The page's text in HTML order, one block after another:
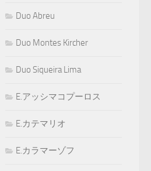
Duo Abreu
Duo Montes Kircher
Duo Siqueira Lima
E.アッシマコプーロス
E.カテマリオ
E.カラマーゾフ